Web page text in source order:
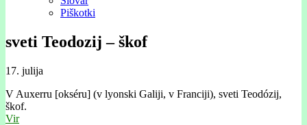
Piškotki
sveti Teodozij – škof
17. julija
V Auxerru [okséru] (v lyonski Galiji, v Franciji), sveti Teodózij,
škof.
Vir